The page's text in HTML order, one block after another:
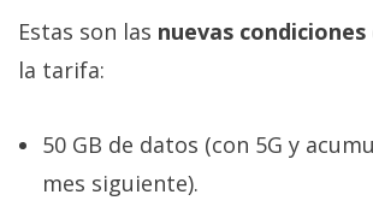
Estas son las nuevas
la tarifa:
50 GB de datos (con 5G y
mes siguiente).